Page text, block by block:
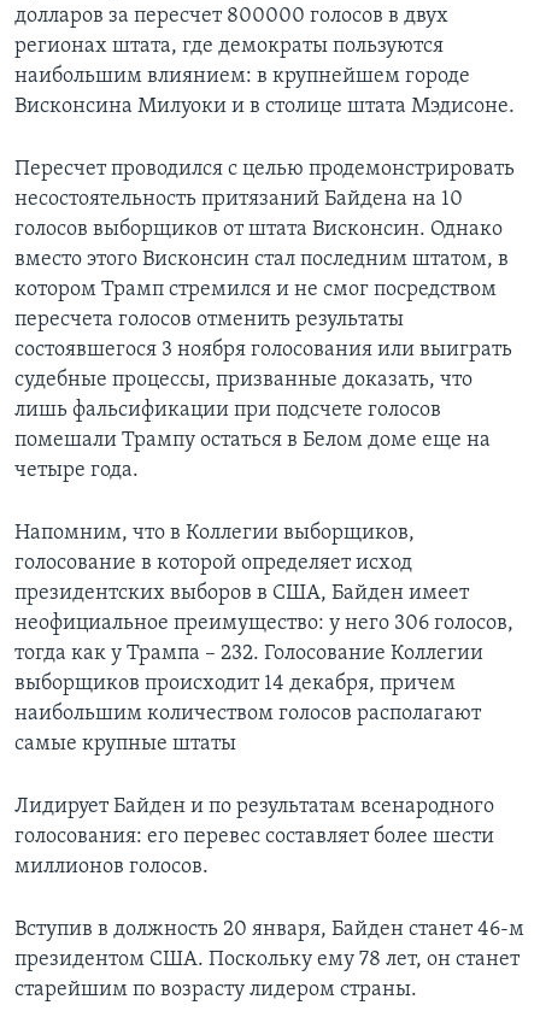
долларов за пересчет 800000 голосов в двух
регионах штата, где демократы пользуются
наибольшим влиянием: в крупнейшем городе
Висконсина Милуоки и в столице штата Мэдисоне.
Пересчет проводился с целью продемонстрировать
несостоятельность притязаний Байдена на 10
голосов выборщиков от штата Висконсин. Однако
вместо этого Висконсин стал последним штатом, в
котором Трамп стремился и не смог посредством
пересчета голосов отменить результаты
состоявшегося 3 ноября голосования или выиграть
судебные процессы, призванные доказать, что
лишь фальсификации при подсчете голосов
помешали Трампу остаться в Белом доме еще на
четыре года.
Напомним, что в Коллегии выборщиков,
голосование в которой определяет исход
президентских выборов в США, Байден имеет
неофициальное преимущество: у него 306 голосов,
тогда как у Трампа – 232. Голосование Коллегии
выборщиков происходит 14 декабря, причем
наибольшим количеством голосов располагают
самые крупные штаты
Лидирует Байден и по результатам всенародного
голосования: его перевес составляет более шести
миллионов голосов.
Вступив в должность 20 января, Байден станет 46-м
президентом США. Поскольку ему 78 лет, он станет
старейшим по возрасту лидером страны.